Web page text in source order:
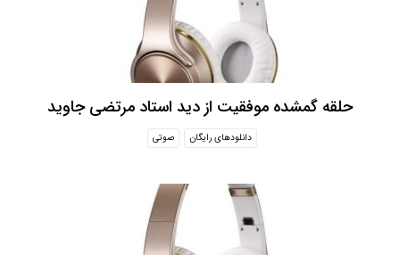
حلقه گمشده موفقیت از دید استاد مرتضی جاوید
دانلودهای رایگان صوتی